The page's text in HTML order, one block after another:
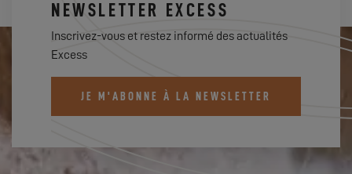
NEWSLETTER EXCESS
Inscrivez-vous et restez informé des actualités
Excess
JE M'ABONNE À LA NEWSLETTER